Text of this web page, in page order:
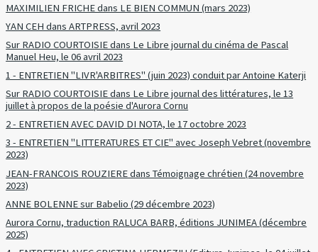
MAXIMILIEN FRICHE dans LE BIEN COMMUN (mars 2023)
YAN CEH dans ARTPRESS, avril 2023
Sur RADIO COURTOISIE dans Le Libre journal du cinéma de Pascal
Manuel Heu, le 06 avril 2023
1 - ENTRETIEN "LIVR'ARBITRES" (juin 2023) conduit par Antoine Katerji
Sur RADIO COURTOISIE dans Le Libre journal des littératures, le 13
juillet à propos de la poésie d'Aurora Cornu
2 - ENTRETIEN AVEC DAVID DI NOTA, le 17 octobre 2023
3 - ENTRETIEN "LITTERATURES ET CIE" avec Joseph Vebret (novembre
2023)
JEAN-FRANCOIS ROUZIERE dans Témoignage chrétien (24 novembre
2023)
ANNE BOLENNE sur Babelio (29 décembre 2023)
Aurora Cornu, traduction RALUCA BARB, éditions JUNIMEA (décembre
2025)